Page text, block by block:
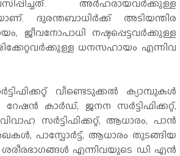
അര്‍ഹരായവര്‍ക്കുള്ള
ദുരന്തബാധിര്‍ക്ക് അടിയന്തിര
ജീവനോപാധി നഷ്ടപ്പെട്ടവര്‍ക്കുള്ള
ധനസഹായം എന്നിവ
വീണ്ടെടുക്കല്‍ ക്യാമ്പുകള്‍
കാര്‍ഡ്, ജനന സര്‍ട്ടിഫിക്കറ്റ്,
സര്‍ട്ടിഫിക്കറ്റ്, ആധാരം, പാന്‍
പാസ്പോര്‍ട്ട്, ആധാരം തുടങ്ങിയ
എന്നിവയുടെ ഡി എന്‍